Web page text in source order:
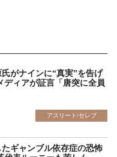
氏がナインに“真実”を告げ
ディアが証言「唐突に全員
アスリート/セレブ
ギャンブル依存症の恐怖